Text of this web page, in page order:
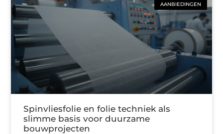
AANBIEDINGEN
Spinvliesfolie en folie techniek als
slimme basis voor duurzame
bouwprojecten